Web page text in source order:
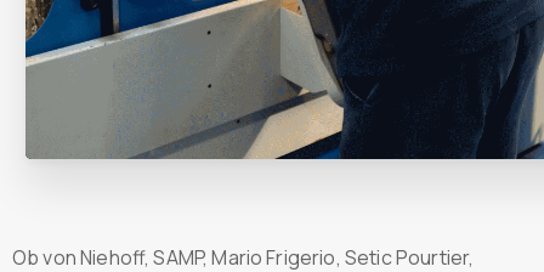
Ob von Niehoff, SAMP, Mario Frigerio, Setic Pourtier,